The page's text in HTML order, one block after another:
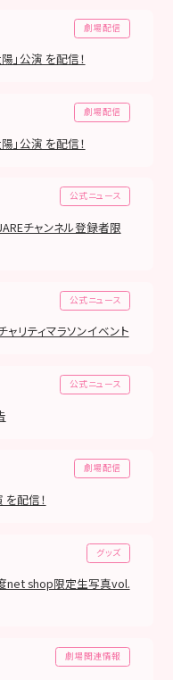
劇場配信
」公演 を配信！
劇場配信
」公演 を配信！
公式ニュース
チャンネル登録者限
公式ニュース
ャリティマラソンイベント
公式ニュース
劇場配信
を配信！
グッズ
net shop限定生写真vol.
劇場関連情報